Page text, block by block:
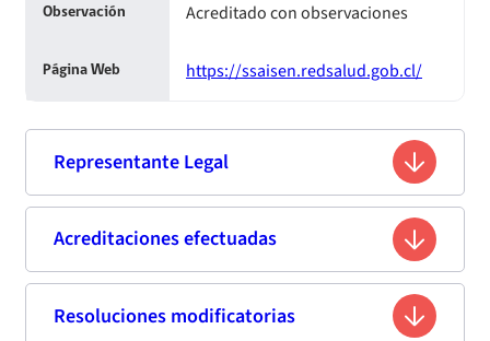
Observación Acreditado con observaciones
Página Web https://ssaisen.redsalud.gob.cl/
Representante Legal
Nombre Juan Pablo Bravo Quintana
Acreditaciones efectuadas
Primera acreditación
Resoluciones modificatorias